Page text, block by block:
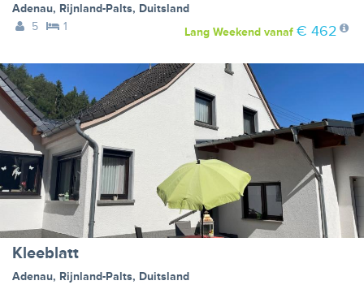
Adenau, Rijnland-Palts, Duitsland
5
1 Lang Weekendvanaf € 462
Kleeblatt
Adenau, Rijnland-Palts, Duitsland